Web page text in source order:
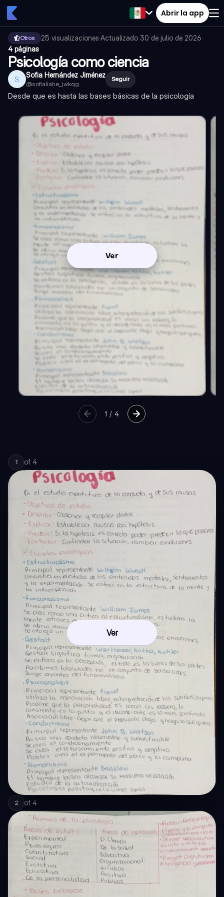
Abrir la app
Otros 25 visualizaciones·Actualizado 30 de julio de 2026·
4 páginas
Psicología como ciencia
S Sofia Hernández Jiménez
@sofialiahe_jwkqg
Seguir
Desde que es hasta las bases básicas de la psicología
Ver
1 /4
1 of 4
Ver
2 of 4